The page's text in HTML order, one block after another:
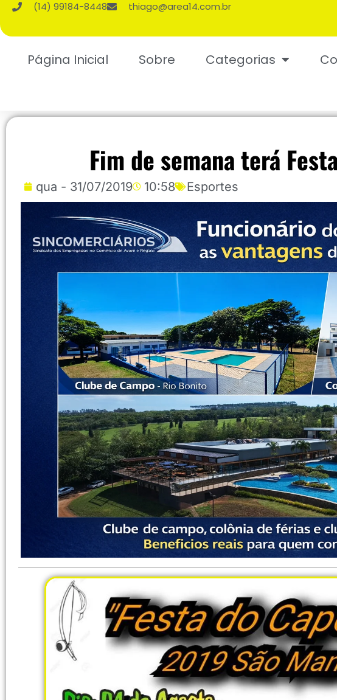
(14) 99184-8448 thiago@area14.com.br
Página Inicial Sobre Categorias
Fim de semana terá
qua - 31/07/2019 10:58 Esportes